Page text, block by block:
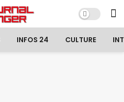
INFOS 24 CULTURE